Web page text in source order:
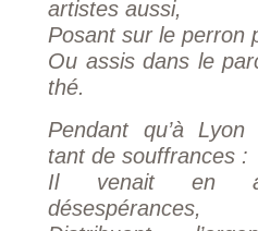
artistes aussi,
Posant sur le perron
Ou assis dans le
thé.
Pendant qu’à
tant de souffrances :
Il venait en
désespérances,